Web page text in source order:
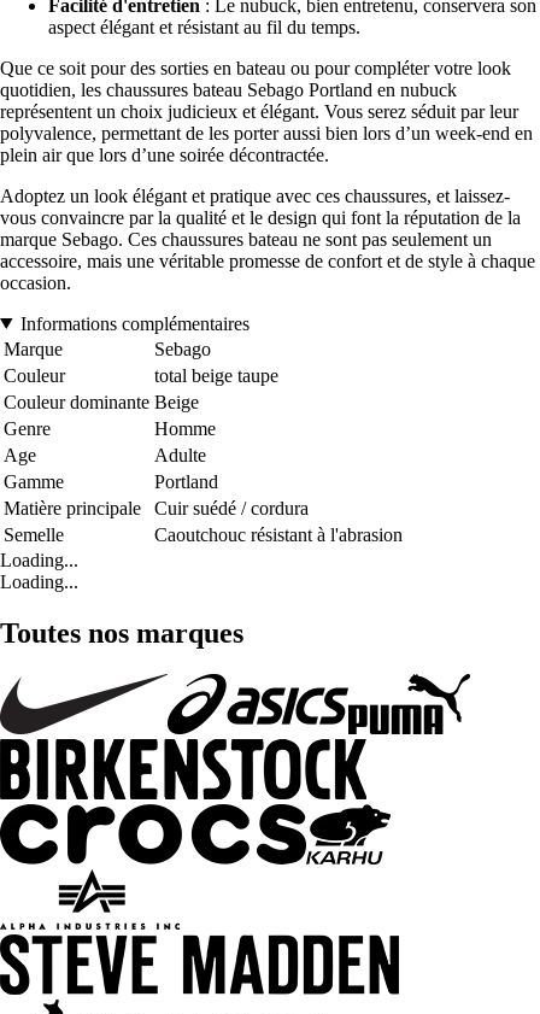
Facilité d'entretien : Le nubuck, bien entretenu, conservera son
aspect élégant et résistant au fil du temps.
Que ce soit pour des sorties en bateau ou pour compléter votre look
quotidien, les chaussures bateau Sebago Portland en nubuck
représentent un choix judicieux et élégant. Vous serez séduit par leur
polyvalence, permettant de les porter aussi bien lors d’un week-end en
plein air que lors d’une soirée décontractée.
Adoptez un look élégant et pratique avec ces chaussures, et laissez-
vous convaincre par la qualité et le design qui font la réputation de la
marque Sebago. Ces chaussures bateau ne sont pas seulement un
accessoire, mais une véritable promesse de confort et de style à chaque
occasion.
Informations complémentaires
Marque
Sebago
Couleur
total beige taupe
Couleur dominante Beige
Genre
Homme
Age
Adulte
Gamme
Portland
Matière principale
Cuir suédé / cordura
Semelle
Caoutchouc résistant à l'abrasion
Loading...
Loading...
Toutes nos marques